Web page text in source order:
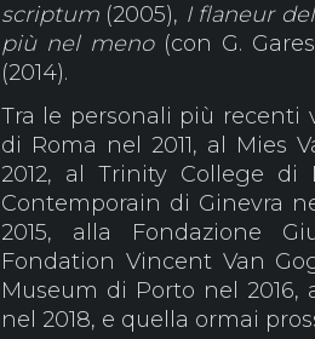
scriptum(2005), I flaneur
più nel meno(con G.
(2014).
Tra le personali più recenti
di Roma nel 2011, al Mies
2012, al Trinity College
Contemporain di Ginevra
2015, alla Fondazione
Fondation Vincent Van
Museum di Porto nel
nel 2018, e quella ormai